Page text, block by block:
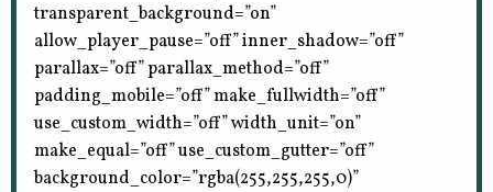
transparent_background=”on”
allow_player_pause=”off” inner_shadow=”off”
parallax=”off” parallax_method=”off”
padding_mobile=”off” make_fullwidth=”off”
use_custom_width=”off” width_unit=”on”
make_equal=”off” use_custom_gutter=”off”
background_color=”rgba(255,255,255,0)”